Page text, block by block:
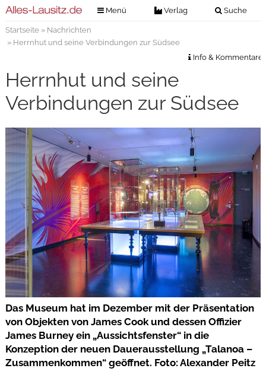
Menü Verlag Suche
Verlag
Kontakt
Impressum
Veranstaltungstickets
Anzeigenannahme
Anzeigensuche
Digitale Ausgaben
Startseite» Nachrichten
» Herrnhut und seine Verbindungen zur Südsee
Info & Kommentare
Herrnhut und seine
Verbindungen zur Südsee
Das Museum hat im Dezember mit der Präsentation
von Objekten von James Cook und dessen Offizier
James Burney ein „Aussichtsfenster“ in die
Konzeption der neuen Dauerausstellung „Talanoa –
Zusammenkommen“ geöffnet. Foto: Alexander Peitz